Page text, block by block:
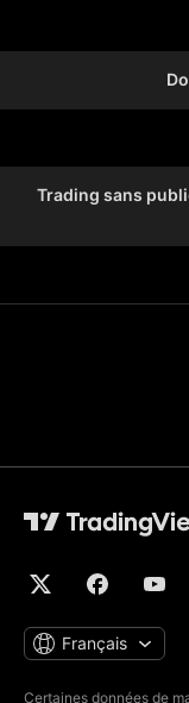
Trading sans
Français
Certaines données de